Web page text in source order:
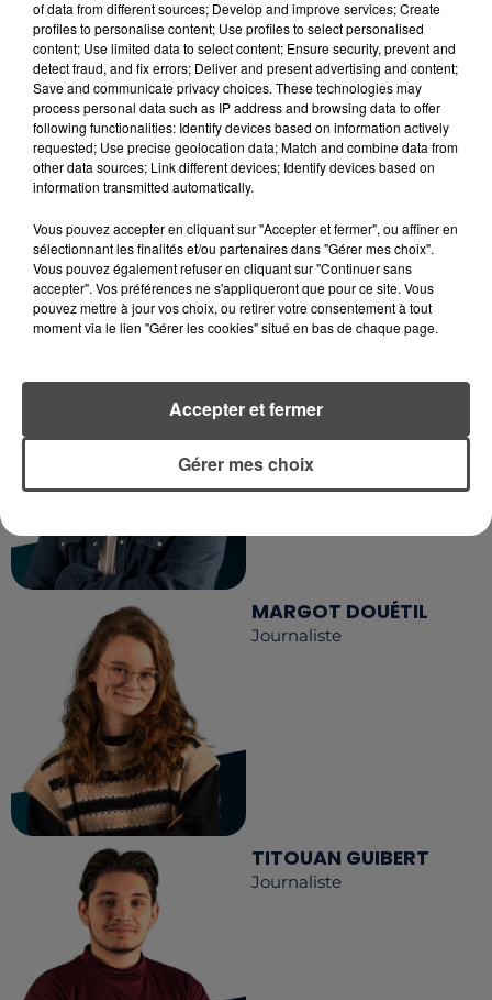
RETROUVEZ TOUTE L'ACTU DE LA RÉGION ET
RECEVEZ LES ALERTES INFOS DE LA RÉDACTION
EN TÉLÉCHARGEANT L'APPLICATION MOBILE
RCA
LA RÉDACTION
RCA
Voir toute l'équipe RCA
Journaliste
MARGOT DOUÉTIL
Journaliste
TITOUAN GUIBERT
Journaliste
of data from different sources; Develop and improve services; Create
profiles to personalise content; Use profiles to select personalised
content; Use limited data to select content; Ensure security, prevent and
detect fraud, and fix errors; Deliver and present advertising and content;
Save and communicate privacy choices. These technologies may
process personal data such as IP address and browsing data to offer
following functionalities: Identify devices based on information actively
requested; Use precise geolocation data; Match and combine data from
other data sources; Link different devices; Identify devices based on
information transmitted automatically.
Vous pouvez accepter en cliquant sur "Accepter et fermer", ou affiner en
sélectionnant les finalités et/ou partenaires dans "Gérer mes choix".
Vous pouvez également refuser en cliquant sur "Continuer sans
accepter". Vos préférences ne s'appliqueront que pour ce site. Vous
pouvez mettre à jour vos choix, ou retirer votre consentement à tout
moment via le lien "Gérer les cookies" situé en bas de chaque page.
Gérer mes choix
Accepter et fermer